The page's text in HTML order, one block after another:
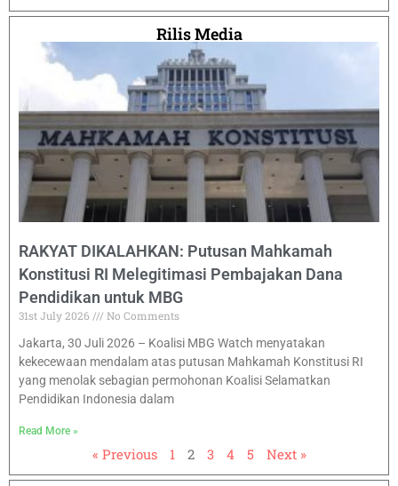
Rilis Media
RAKYAT DIKALAHKAN: Putusan Mahkamah
Konstitusi RI Melegitimasi Pembajakan Dana
Pendidikan untuk MBG
31st July 2026
No Comments
Jakarta, 30 Juli 2026 – Koalisi MBG Watch menyatakan
kekecewaan mendalam atas putusan Mahkamah Konstitusi RI
yang menolak sebagian permohonan Koalisi Selamatkan
Pendidikan Indonesia dalam
Read More »
« Previous 1 2 3 4 5 Next »